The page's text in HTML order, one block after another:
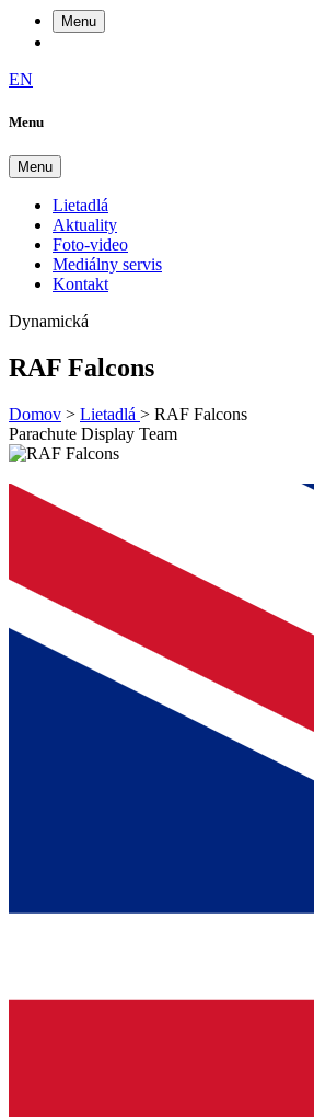
Menu
EN
Menu
Menu
Lietadlá
Aktuality
Foto-video
Mediálny servis
Kontakt
Dynamická
RAF Falcons
Domov > Lietadlá > RAF Falcons
Parachute Display Team